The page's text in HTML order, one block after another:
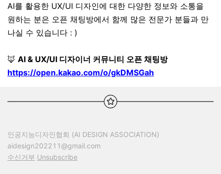
AI를 활용한 UX/UI 디자인에 대한 다양한 정보와 소통을
원하는 분은 오픈 채팅방에서 함께 많은 전문가 분들과 만
나실 수 있습니다 : )
🦊 AI & UX/UI 디자이너 커뮤니티 오픈 채팅방
https://open.kakao.com/o/gkDMSGah
인공지능디자인협회 (AI DESIGN ASSOCIATION)
aidesign202211@gmail.com
수신거부 Unsubscribe